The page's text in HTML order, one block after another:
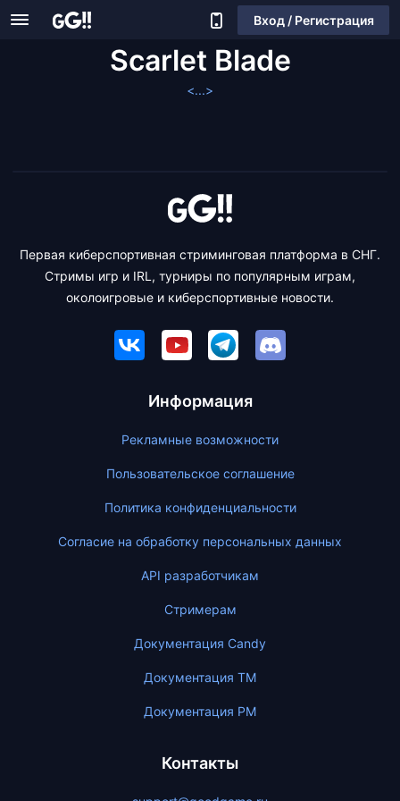
Вход / Регистрация
Scarlet Blade
<...>
Первая киберспортивная стриминговая платформа в СНГ.
Стримы игр и IRL, турниры по популярным играм,
околоигровые и киберспортивные новости.
Информация
Рекламные возможности
Пользовательское соглашение
Политика конфиденциальности
Согласие на обработку персональных данных
API разработчикам
Стримерам
Документация Candy
Документация ТМ
Документация PM
Контакты